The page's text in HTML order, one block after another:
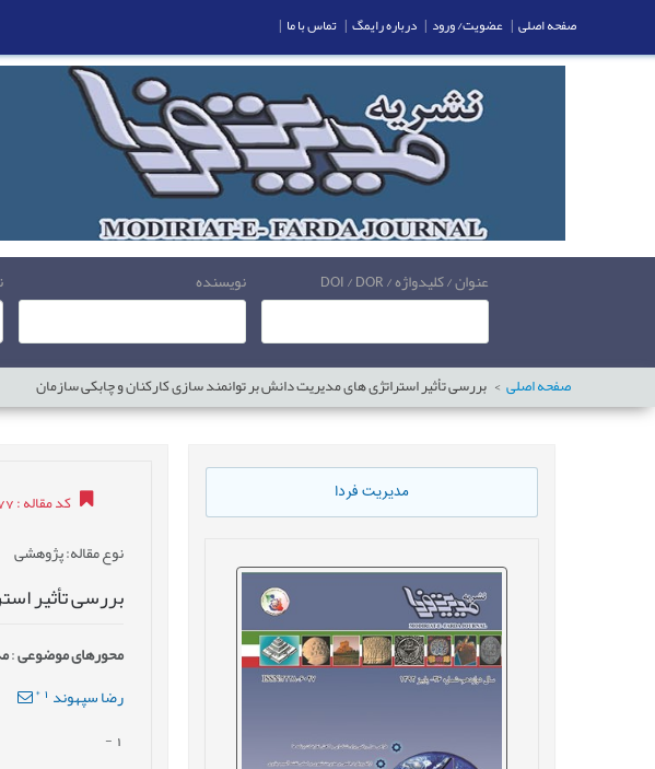
عنوان / کلیدواژه / DOI / DOR نویسنده
صفحه اصلی بررسی تأثیر استراتژی های مدیریت دانش بر توانمند سازی کارکنان و چابکی سازمان
مدیریت فردا کد مقاله: 13941228226551477
نوع مقاله: پژوهشی
بررسی تأثیر
محورهای موضوعی:
رضا سپهوند 1
*
1
-
صفحه اصلی | عضویت/ ورود | درباره رایمگ | تماس با ما |